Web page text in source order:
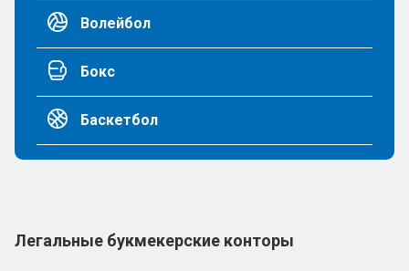
Волейбол
Бокс
Баскетбол
Легальные букмекерские конторы